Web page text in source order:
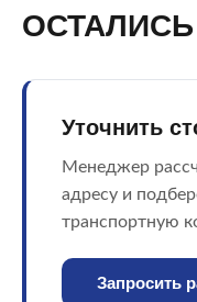
Уточнить
Менеджер
адресу и
транспортную
Запросить